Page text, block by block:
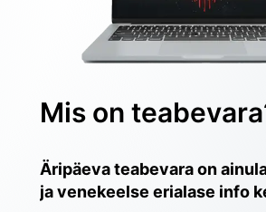
Mis on
Äripäeva teabevara on
ja venekeelse erialase info